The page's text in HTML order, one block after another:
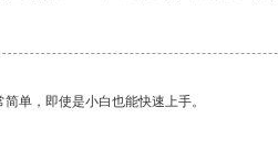
单，即使是小白也能快速上手。